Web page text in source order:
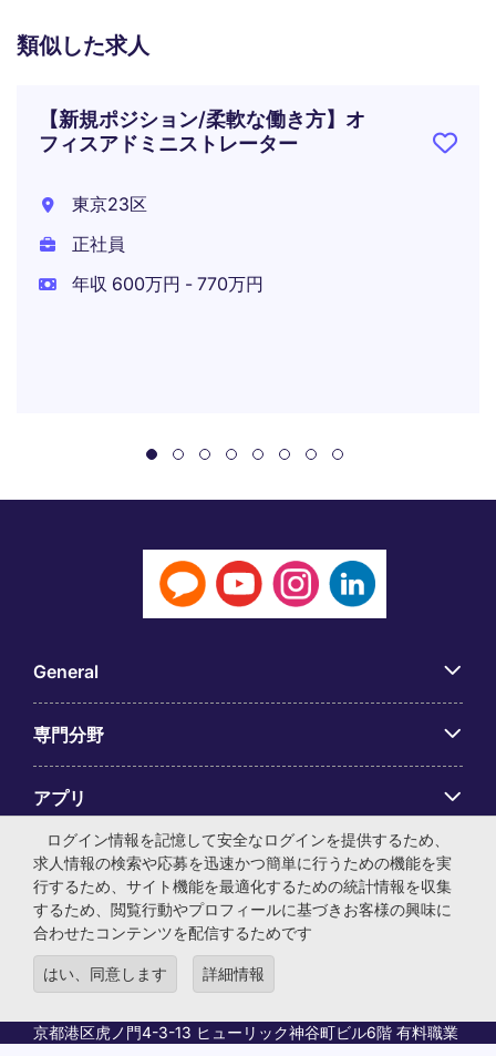
類似した求人
【新規ポジション/柔軟な働き方】オ
フィスアドミニストレーター
東京23区
正社員
年収 600万円 - 770万円
General
専門分野
アプリ
Employer Centre
© マイケル・ペイジ・インターナショナル・ジャパン株式会
京都港区虎ノ門4-3-13 ヒューリック神谷町ビル6階 有料職業
ログイン情報を記憶して安全なログインを提供するため、
求人情報の検索や応募を迅速かつ簡単に行うための機能を実
行するため、サイト機能を最適化するための統計情報を収集
するため、閲覧行動やプロフィールに基づきお客様の興味に
合わせたコンテンツを配信するためです
はい、同意します 詳細情報